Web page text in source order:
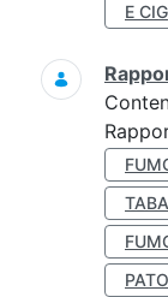
E CIG